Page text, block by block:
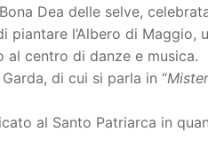
Dea delle selve,
piantare l’Albero di Maggio,
centro di danze e musica.
di cui si parla in “
al Santo Patriarca in